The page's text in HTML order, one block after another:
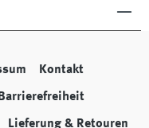
Kontakt
Lieferung & Retouren